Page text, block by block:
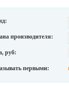
производителя:
руб:
первыми: